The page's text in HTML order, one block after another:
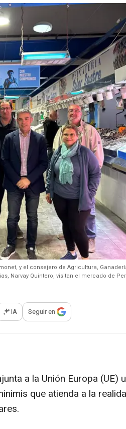
y el consejero de Agricultura,
Narvay Quintero, visitan el mercado de
opciones para compartir
IA Seguir en
a la Unión Europa (UE)
que atienda a la